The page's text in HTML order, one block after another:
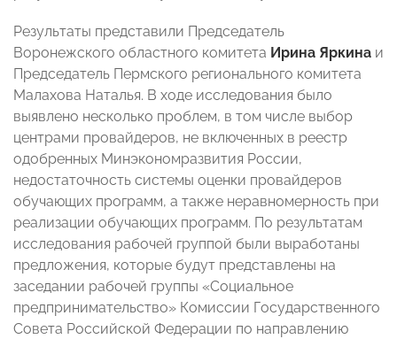
Результаты представили Председатель
Воронежского областного комитета Ирина Яркина и
Председатель Пермского регионального комитета
Малахова Наталья. В ходе исследования было
выявлено несколько проблем, в том числе выбор
центрами провайдеров, не включенных в реестр
одобренных Минэкономразвития России,
недостаточность системы оценки провайдеров
обучающих программ, а также неравномерность при
реализации обучающих программ. По результатам
исследования рабочей группой были выработаны
предложения, которые будут представлены на
заседании рабочей группы «Социальное
предпринимательство» Комиссии Государственного
Совета Российской Федерации по направлению